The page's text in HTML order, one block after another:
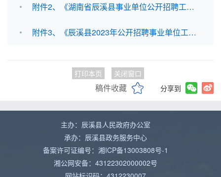
附件2、《湖南省辰溪县事业单位公开招聘工作人员报名表》.doc
附件3、《辰溪县2023年公开招聘事业单位工作人员诚信考试承诺书》.docx
打印本页 关闭窗口
稿件收藏 分享到
主办：辰溪县人民政府办公室
承办：辰溪县政务服务中心
备案许可证编号：湘ICP备13003808号-1
湘公网安备：43122302000002号